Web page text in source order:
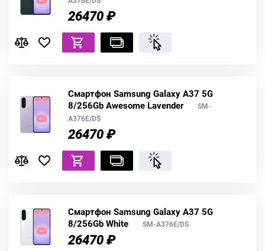
26470 ₽
Смартфон Samsung Galaxy A37 5G
8/256Gb Awesome Lavender
SM-
A376E/DS
26470 ₽
Смартфон Samsung Galaxy A37 5G
8/256Gb White
SM-A376E/DS
26470 ₽